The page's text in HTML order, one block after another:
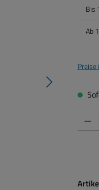
Bis
Ab